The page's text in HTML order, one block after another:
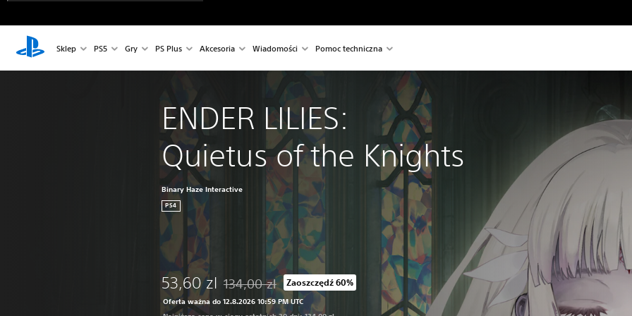
Sklep PS5 Gry PS Plus Akcesoria Wiadomości Pomoc techniczna
ENDER LILIES:
Quietus of the Knights
Binary Haze Interactive
PS4
53,60 zl Zastosowano zniżkę z oryginalnej ceny wynoszącej 134,00 zl
134,00 zl Zaoszczędź 60%
Oferta ważna do 12.8.2026 10:59 PM UTC